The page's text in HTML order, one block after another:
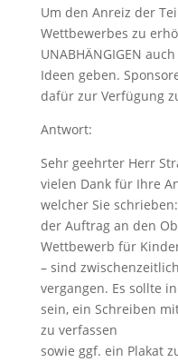
Um den Anreiz der
Wettbewerbes zu
UNABHÄNGIGEN
Ideen geben.
dafür zur Verfügung
Antwort:
Sehr geehrter Herr
vielen Dank für Ihre
welcher Sie
der Auftrag an den
Wettbewerb für
– sind
vergangen. Es sollte
sein, ein Schreiben
zu verfassen
sowie ggf. ein Plakat